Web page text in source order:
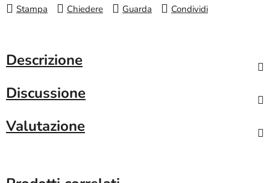
Stampa Chiedere Guarda Condividi
Descrizione
Discussione
Valutazione